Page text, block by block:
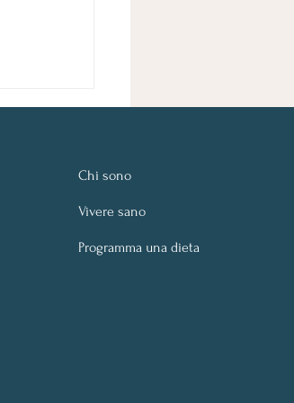
Chi sono
Vivere sano
Programma una dieta